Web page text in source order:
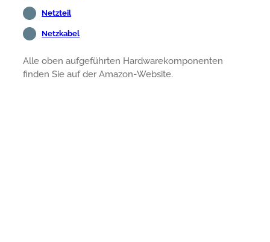
Netzteil
Netzkabel
Alle oben aufgeführten Hardwarekomponenten
finden Sie auf der Amazon-Website.